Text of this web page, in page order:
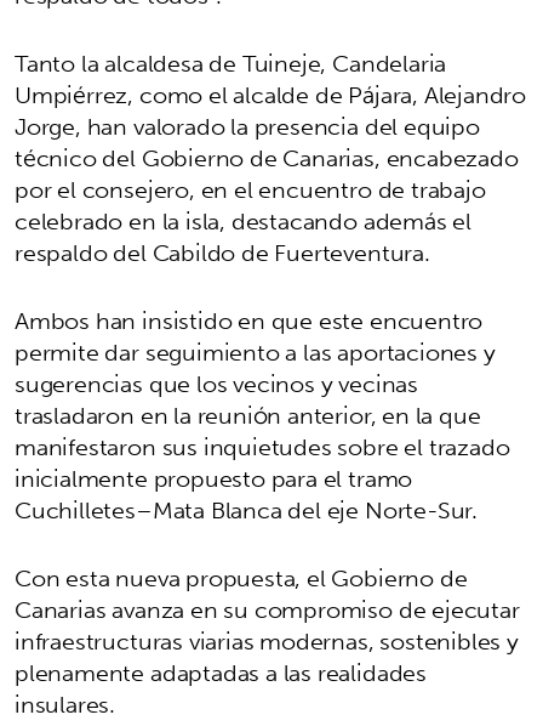
Tanto la alcaldesa de Tuineje, Candelaria
Umpiérrez, como el alcalde de Pájara, Alejandro
Jorge, han valorado la presencia del equipo
técnico del Gobierno de Canarias, encabezado
por el consejero, en el encuentro de trabajo
celebrado en la isla, destacando además el
respaldo del Cabildo de Fuerteventura.
Ambos han insistido en que este encuentro
permite dar seguimiento a las aportaciones y
sugerencias que los vecinos y vecinas
trasladaron en la reunión anterior, en la que
manifestaron sus inquietudes sobre el trazado
inicialmente propuesto para el tramo
Cuchilletes–Mata Blanca del eje Norte-Sur.
Con esta nueva propuesta, el Gobierno de
Canarias avanza en su compromiso de ejecutar
infraestructuras viarias modernas, sostenibles y
plenamente adaptadas a las realidades
insulares.